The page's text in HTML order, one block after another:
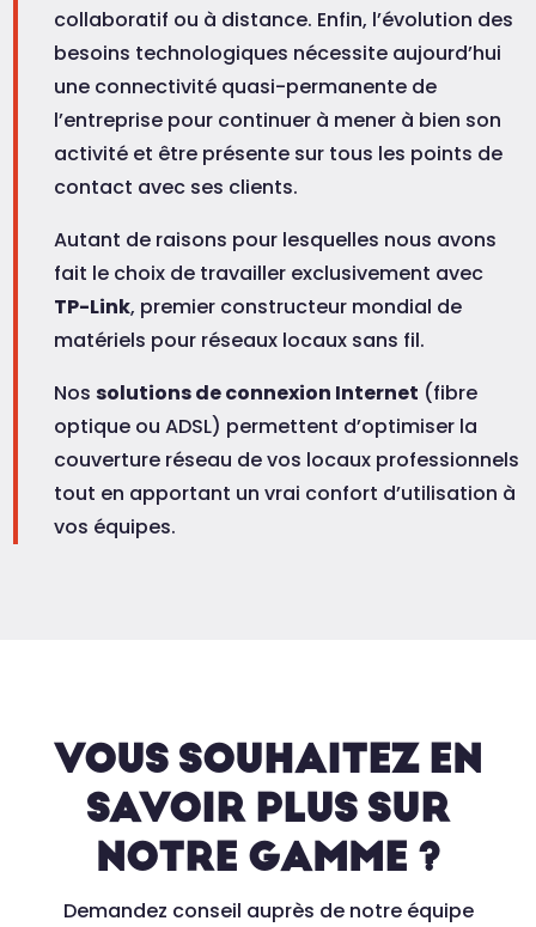
collaboratif ou à distance. Enfin, l’évolution des
besoins technologiques nécessite aujourd’hui
une connectivité quasi-permanente de
l’entreprise pour continuer à mener à bien son
activité et être présente sur tous les points de
contact avec ses clients.
Autant de raisons pour lesquelles nous avons
fait le choix de travailler exclusivement avec
TP-Link, premier constructeur mondial de
matériels pour réseaux locaux sans fil.
Nossolutions de connexion Internet (fibre
optique ou ADSL) permettent d’optimiser la
couverture réseau de vos locaux professionnels
tout en apportant un vrai confort d’utilisation à
vos équipes.
VOUS SOUHAITEZ EN
SAVOIR PLUS SUR
NOTRE GAMME ?
Demandez conseil auprès de notre équipe